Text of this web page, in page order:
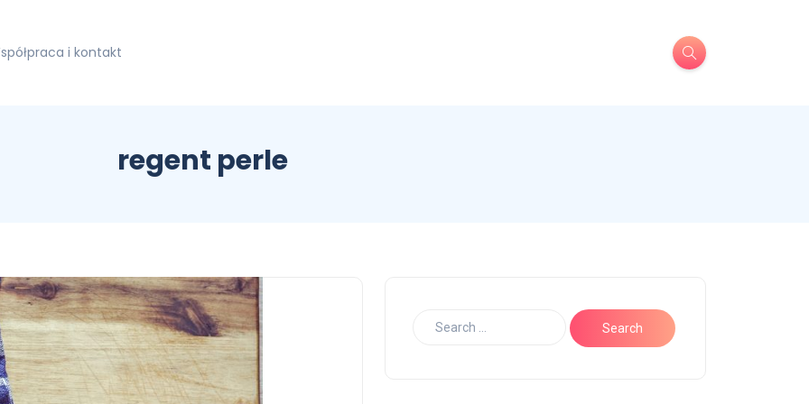
i kontakt
regent perle